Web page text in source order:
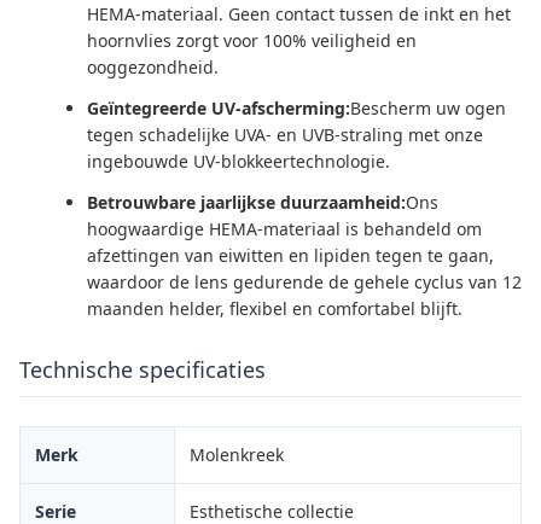
HEMA-materiaal. Geen contact tussen de inkt en het
hoornvlies zorgt voor 100% veiligheid en
ooggezondheid.
Geïntegreerde UV-afscherming:Bescherm uw ogen
tegen schadelijke UVA- en UVB-straling met onze
ingebouwde UV-blokkeertechnologie.
Betrouwbare jaarlijkse duurzaamheid:Ons
hoogwaardige HEMA-materiaal is behandeld om
afzettingen van eiwitten en lipiden tegen te gaan,
waardoor de lens gedurende de gehele cyclus van 12
maanden helder, flexibel en comfortabel blijft.
Technische specificaties
Merk Molenkreek
Serie Esthetische collectie